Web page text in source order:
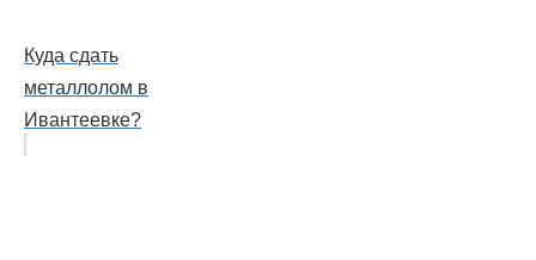
Куда сдать
металлолом в
Ивантеевке?